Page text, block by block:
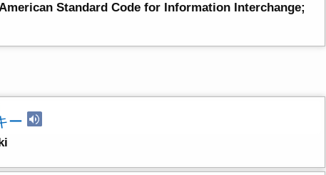
Standard Code for Information Interchange;
ー